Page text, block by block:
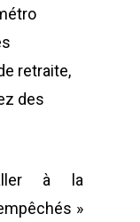
retraite,
des
aller à la
»